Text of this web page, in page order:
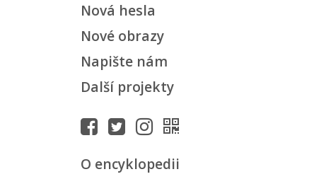
Nová hesla
Nové obrazy
Napište nám
Další projekty
O encyklopedii